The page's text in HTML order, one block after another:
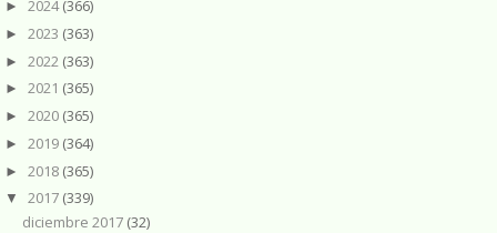
► 2024(366)
► 2023 (363)
► 2022 (363)
► 2021 (365)
► 2020 (365)
► 2019 (364)
► 2018 (365)
▼ 2017 (339)
diciembre 2017 (32)